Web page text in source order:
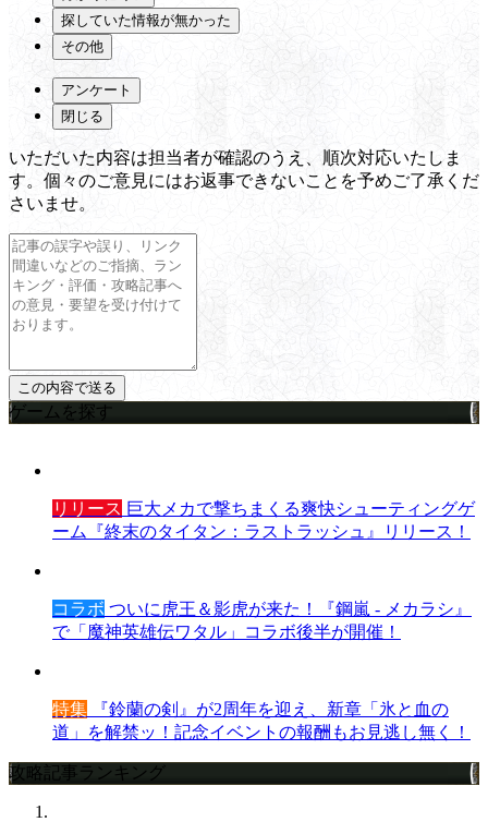
探していた情報が無かった
その他
アンケート
閉じる
いただいた内容は担当者が確認のうえ、順次対応いたしま
す。個々のご意見にはお返事できないことを予めご了承くだ
さいませ。
ゲームを探す
リリース 巨大メカで撃ちまくる爽快シューティングゲ
ーム『終末のタイタン：ラストラッシュ』リリース！
コラボ ついに虎王＆影虎が来た！『鋼嵐 - メカラシ』
で「魔神英雄伝ワタル」コラボ後半が開催！
特集 『鈴蘭の剣』が2周年を迎え、新章「氷と血の
道」を解禁ッ！記念イベントの報酬もお見逃し無く！
攻略記事ランキング